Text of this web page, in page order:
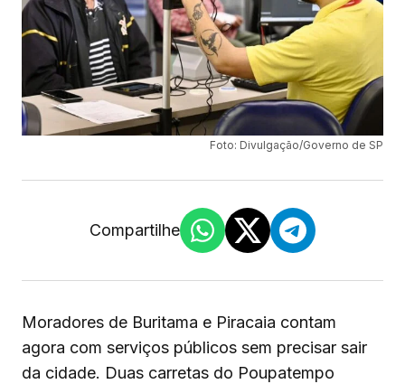
Foto: Divulgação/Governo de SP
Compartilhe
Moradores de Buritama e Piracaia contam
agora com serviços públicos sem precisar sair
da cidade. Duas carretas do Poupatempo